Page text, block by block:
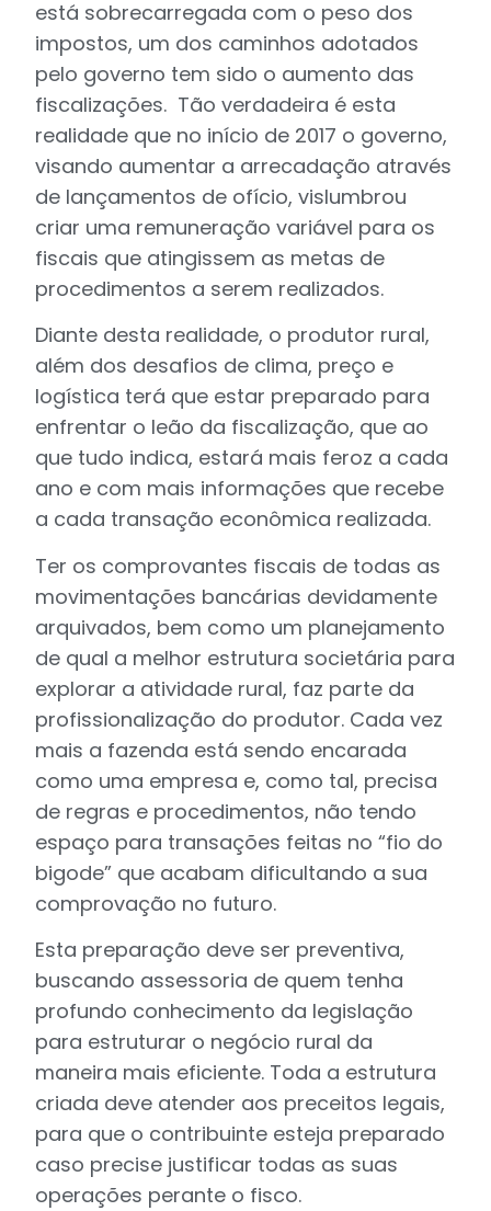
está sobrecarregada com o peso dos
impostos, um dos caminhos adotados
pelo governo tem sido o aumento das
fiscalizações. Tão verdadeira é esta
realidade que no início de 2017 o governo,
visando aumentar a arrecadação através
de lançamentos de ofício, vislumbrou
criar uma remuneração variável para os
fiscais que atingissem as metas de
procedimentos a serem realizados.
Diante desta realidade, o produtor rural,
além dos desafios de clima, preço e
logística terá que estar preparado para
enfrentar o leão da fiscalização, que ao
que tudo indica, estará mais feroz a cada
ano e com mais informações que recebe
a cada transação econômica realizada.
Ter os comprovantes fiscais de todas as
movimentações bancárias devidamente
arquivados, bem como um planejamento
de qual a melhor estrutura societária para
explorar a atividade rural, faz parte da
profissionalização do produtor. Cada vez
mais a fazenda está sendo encarada
como uma empresa e, como tal, precisa
de regras e procedimentos, não tendo
espaço para transações feitas no “fio do
bigode” que acabam dificultando a sua
comprovação no futuro.
Esta preparação deve ser preventiva,
buscando assessoria de quem tenha
profundo conhecimento da legislação
para estruturar o negócio rural da
maneira mais eficiente. Toda a estrutura
criada deve atender aos preceitos legais,
para que o contribuinte esteja preparado
caso precise justificar todas as suas
operações perante o fisco.